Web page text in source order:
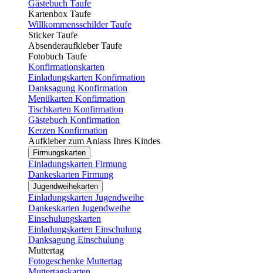
Gästebuch Taufe
Kartenbox Taufe
Willkommensschilder Taufe
Sticker Taufe
Absenderaufkleber Taufe
Fotobuch Taufe
Konfirmationskarten
Einladungskarten Konfirmation
Danksagung Konfirmation
Menükarten Konfirmation
Tischkarten Konfirmation
Gästebuch Konfirmation
Kerzen Konfirmation
Aufkleber zum Anlass Ihres Kindes
Firmungskarten
Einladungskarten Firmung
Dankeskarten Firmung
Jugendweihekarten
Einladungskarten Jugendweihe
Dankeskarten Jugendweihe
Einschulungskarten
Einladungskarten Einschulung
Danksagung Einschulung
Muttertag
Fotogeschenke Muttertag